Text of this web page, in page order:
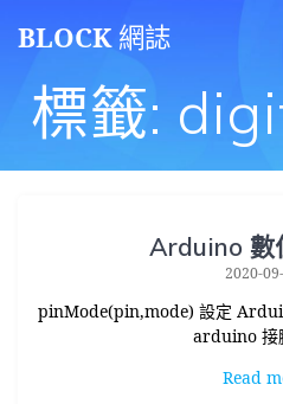
BLOCK網誌
標籤:
Arduino 數
2020-
pinMode(pin,mode) 設定
arduino 接
Read